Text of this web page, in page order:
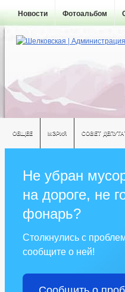
Новости Фотоальбом
ОБЩЕЕ МЭРИЯ СОВЕТ
Не убран
на дороге, не
фонарь?
Столкнулись с
сообщите о ней!